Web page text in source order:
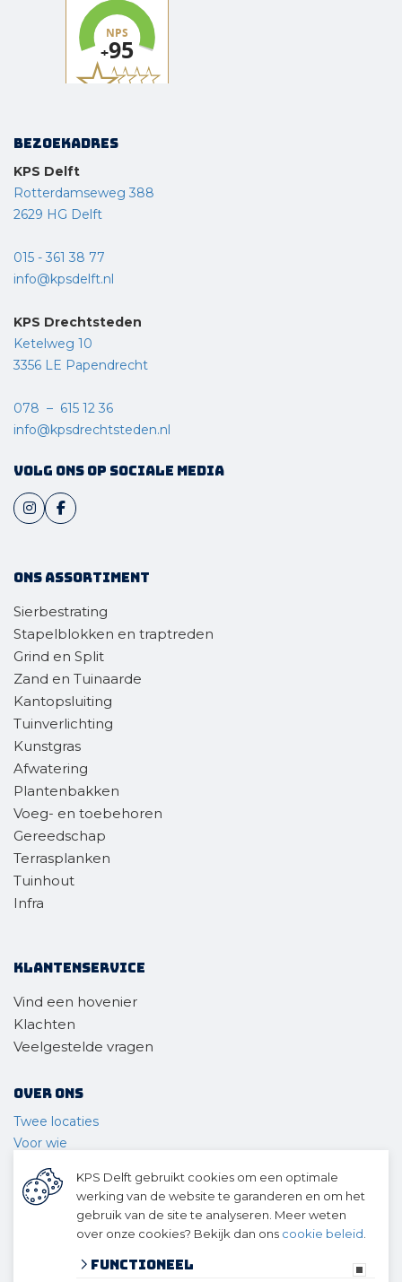
Bezoekadres
KPS Delft
Rotterdamseweg 388
2629 HG Delft
015 - 361 38 77
info@kpsdelft.nl
KPS Drechtsteden
Ketelweg 10
3356 LE Papendrecht
078 – 615 12 36
info@kpsdrechtsteden.nl
Volg ons op sociale media
Ons assortiment
Sierbestrating
Stapelblokken en traptreden
Grind en Split
Zand en Tuinaarde
Kantopsluiting
Tuinverlichting
Kunstgras
Afwatering
Plantenbakken
Voeg- en toebehoren
Gereedschap
Terrasplanken
Tuinhout
Infra
Klantenservice
Vind een hovenier
Klachten
Veelgestelde vragen
Over ons
Twee locaties
Voor wie
Ons team
Geschiedenis
© 2026 KPS Delft
algemene voorwaarden
KPS Delft gebruikt cookies om een optimale
werking van de website te garanderen en om het
gebruik van de site te analyseren. Meer weten
over onze cookies? Bekijk dan ons cookie beleid
Functioneel